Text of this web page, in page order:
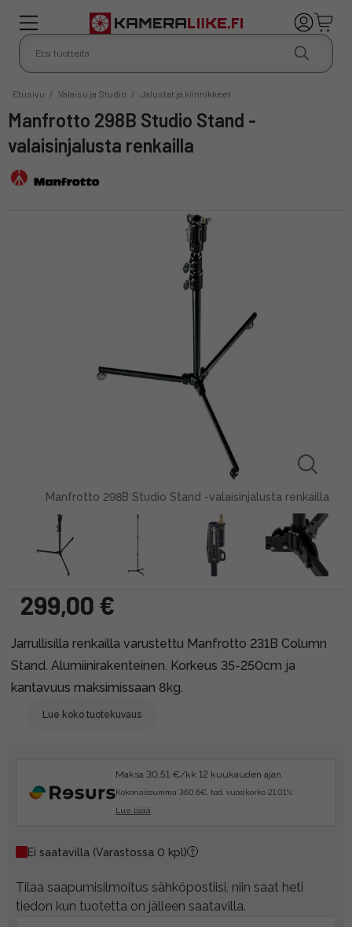
Etusivu / Valaisu ja Studio / Jalustat ja kiinnikkeet
Manfrotto 298B Studio Stand -
valaisinjalusta renkailla
Manfrotto 298B Studio Stand -valaisinjalusta renkailla
299,00 €
Jarrullisilla renkailla varustettu Manfrotto 231B Column
Stand. Alumiinirakenteinen. Korkeus 35-250cm ja
kantavuus maksimissaan 8kg.
Lue koko tuotekuvaus
Maksa 30.51 €/kk 12 kuukauden ajan.
Kokonaissumma 360.6€, tod. vuosikorko 21.01%.
Lue lisää
Ei saatavilla (Varastossa 0 kpl)
Tilaa saapumisilmoitus sähköpostiisi, niin saat heti
tiedon kun tuotetta on jälleen saatavilla.